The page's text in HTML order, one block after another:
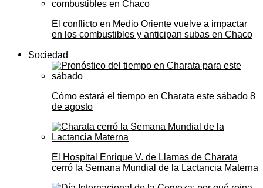
El conflicto en Medio Oriente vuelve a impactar
en los combustibles y anticipan subas en Chaco
Sociedad
Cómo estará el tiempo en Charata este sábado 8
de agosto
El Hospital Enrique V. de Llamas de Charata
cerró la Semana Mundial de la Lactancia Materna